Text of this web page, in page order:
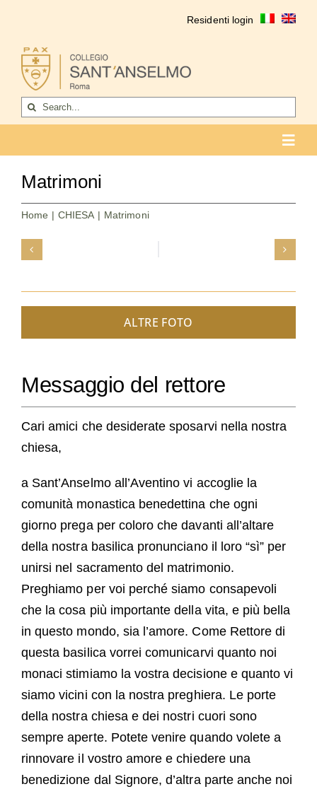
contenuto
Residenti login
Cerca
per:
CHIESA
Orario / Santa Messa
Matrimoni
Matrimoni
Home CHIESA Matrimoni
ALTRE FOTO
Messaggio del rettore
Cari amici che desiderate sposarvi nella nostra
chiesa,
a Sant’Anselmo all’Aventino vi accoglie la
comunità monastica benedettina che ogni
giorno prega per coloro che davanti all’altare
della nostra basilica pronunciano il loro “sì” per
unirsi nel sacramento del matrimonio.
Preghiamo per voi perché siamo consapevoli
che la cosa più importante della vita, e più bella
in questo mondo, sia l’amore. Come Rettore di
questa basilica vorrei comunicarvi quanto noi
monaci stimiamo la vostra decisione e quanto vi
siamo vicini con la nostra preghiera. Le porte
della nostra chiesa e dei nostri cuori sono
sempre aperte. Potete venire quando volete a
rinnovare il vostro amore e chiedere una
benedizione dal Signore, d’altra parte anche noi